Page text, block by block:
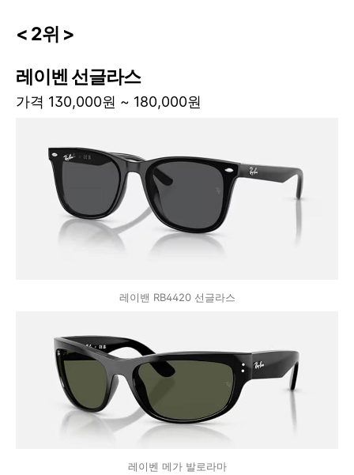
< 2위 >
레이벤 선글라스
가격 130,000원 ~ 180,000원
레이밴 RB4420 선글라스
레이벤 메가 발로라마